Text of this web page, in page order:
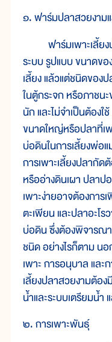
๑. ฟาร์มปลาสวยงามแ
ฟาร์มเพาะเลี้ยงป
ระบบ รูปแบบ ขนาดข
เลี้ยง แล้วแต่ชนิดของ
ในตู้กระจก หรือภาชน
นัก และไม่จำเป็นต้อง
ขนาดใหญ่หรือปลาที่เ
บ่อดินในการเลี้ยงพ่อ
การเพาะเลี้ยงปลากัด
หรืออ่างดินเผา ปลาป
เพาะง่ายอาจต้องกา
ตะเพียน และปลาอะโ
บ่อดิน ซึ่งต้องพิจารณ
ชนิด อย่างไรก็ตาม นอ
เพาะ การอนุบาล และ
เลี้ยงปลาสวยงามต้อ
น้ำและระบบเตรียมน้ำ
๒. การเพาะพันธุ์